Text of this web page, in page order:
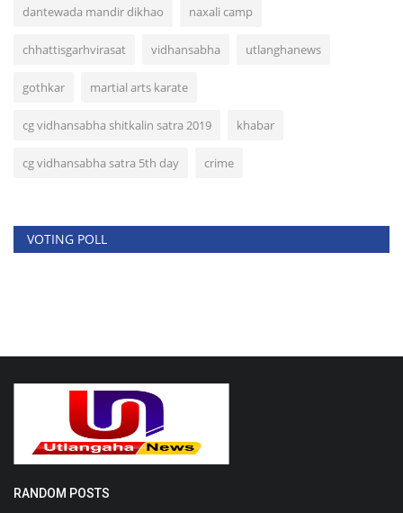
dantewada mandir dikhao naxali camp
chhattisgarhvirasat vidhansabha utlanghanews
gothkar martial arts karate
cg vidhansabha shitkalin satra 2019 khabar
cg vidhansabha satra 5th day crime
VOTING POLL
RANDOM POSTS